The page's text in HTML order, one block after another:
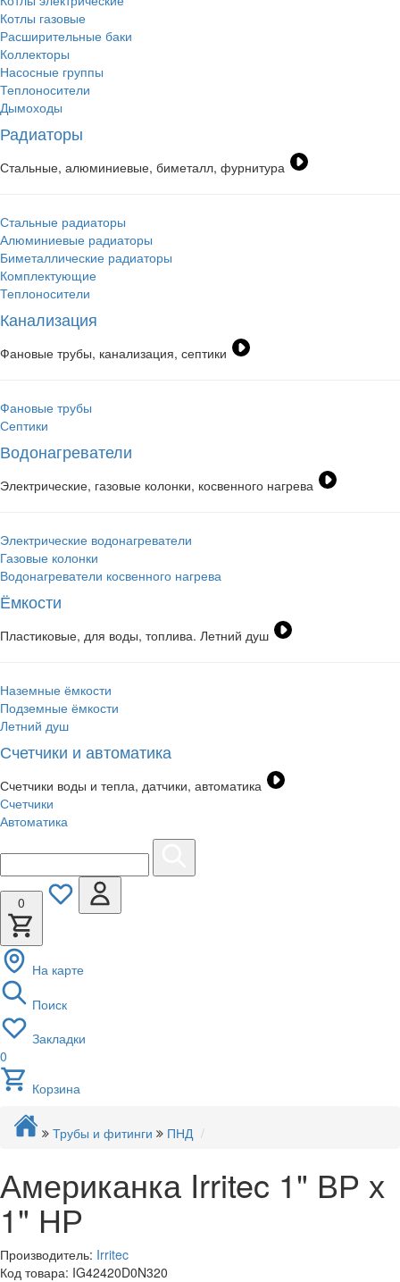
Котлы газовые
Расширительные баки
Коллекторы
Насосные группы
Теплоносители
Дымоходы
Радиаторы
Стальные, алюминиевые, биметалл, фурнитура
Стальные радиаторы
Алюминиевые радиаторы
Биметаллические радиаторы
Комплектующие
Теплоносители
Канализация
Фановые трубы, канализация, септики
Фановые трубы
Септики
Водонагреватели
Электрические, газовые колонки, косвенного нагрева
Электрические водонагреватели
Газовые колонки
Водонагреватели косвенного нагрева
Ёмкости
Пластиковые, для воды, топлива. Летний душ
Наземные ёмкости
Подземные ёмкости
Летний душ
Счетчики и автоматика
Счетчики воды и тепла, датчики, автоматика
Счетчики
Автоматика
0
На карте
Поиск
Закладки
0
Корзина
Трубы и фитинги ПНД
Американка Irritec 1" ВР х
1" НР
Производитель: Irritec
Код товара: IG42420D0N320